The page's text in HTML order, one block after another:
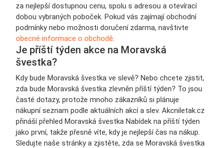
za nejlepší dostupnou cenu, spolu s adresou a otevírací
dobou vybraných poboček. Pokud vás zajímají obchodní
podmínky nebo možnosti doručení zdarma, navštivte
obecné informace o obchodě
Je příští týden akce na Moravská
švestka?
Kdy bude Moravská švestka ve slevě? Nebo chcete zjistit,
zda bude Moravská švestka zlevněn příští týden? To jsou
časté dotazy, protože mnoho zákazníků si plánuje
nákupní seznam podle aktuálních akcí a slev. Akcniletak.cz
přináší přehled Moravská švestka Nabídek na příští týden
jako první, takže přesně víte, kdy je nejlepší čas na nákup.
Sledujte naše stránky a zjistěte, zda se Moravská švestka